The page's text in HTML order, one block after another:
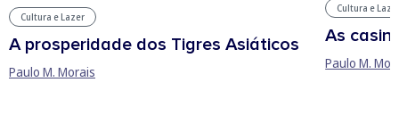
Cultura e Lazer
A prosperidade dos Tigres Asiáticos
Paulo M. Morais
Cultura e
As
Paulo M.